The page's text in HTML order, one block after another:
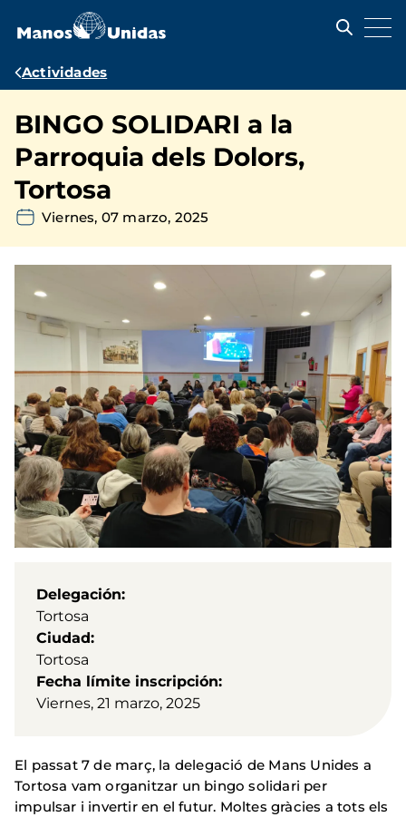
contenido
Ruta
navegación
Actividades
BINGO SOLIDARI a la
Parroquia dels Dolors,
Tortosa
Viernes, 07 marzo, 2025
Delegación
Tortosa
Ciudad
Tortosa
Fecha límite inscripción
Viernes, 21 marzo, 2025
El passat 7 de març, la delegació de Mans Unides a
Tortosa vam organitzar un bingo solidari per
impulsar i invertir en el futur. Moltes gràcies a tots els